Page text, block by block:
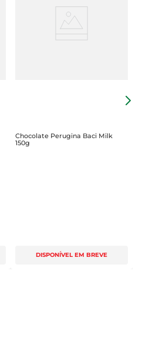
Chocolate Perugina Baci Milk
150g
DISPONÍVEL EM BREVE